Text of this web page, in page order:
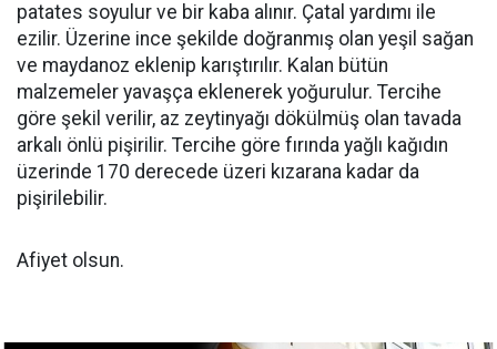
patates soyulur ve bir kaba alınır. Çatal yardımı ile
ezilir. Üzerine ince şekilde doğranmış olan yeşil sağan
ve maydanoz eklenip karıştırılır. Kalan bütün
malzemeler yavaşça eklenerek yoğurulur. Tercihe
göre şekil verilir, az zeytinyağı dökülmüş olan tavada
arkalı önlü pişirilir. Tercihe göre fırında yağlı kağıdın
üzerinde 170 derecede üzeri kızarana kadar da
pişirilebilir.
Afiyet olsun.